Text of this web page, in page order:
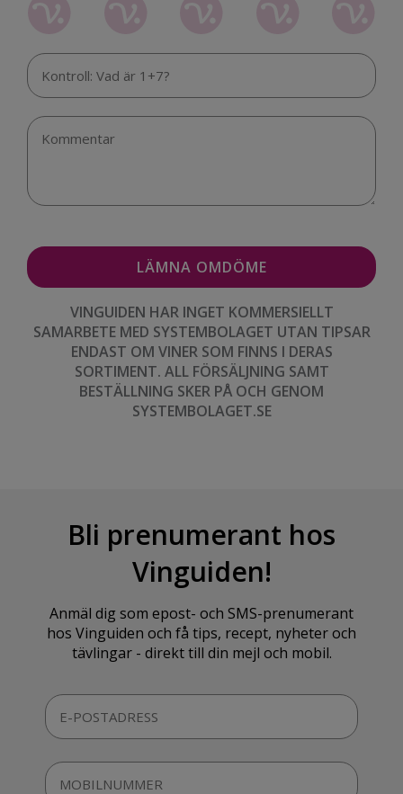
VINGUIDEN HAR INGET KOMMERSIELLT
SAMARBETE MED SYSTEMBOLAGET UTAN TIPSAR
ENDAST OM VINER SOM FINNS I DERAS
SORTIMENT. ALL FÖRSÄLJNING SAMT
BESTÄLLNING SKER PÅ OCH GENOM
SYSTEMBOLAGET.SE
Bli prenumerant hos
Vinguiden!
Anmäl dig som epost- och SMS-prenumerant
hos Vinguiden och få tips, recept, nyheter och
tävlingar - direkt till din mejl och mobil.